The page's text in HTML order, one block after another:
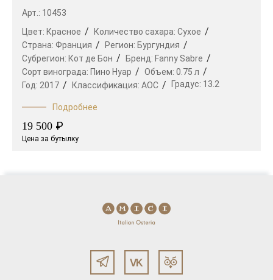
Арт.: 10453
Цвет: Красное Количество сахара: Сухое
Страна: Франция Регион: Бургундия
Субрегион: Кот де Бон Бренд: Fanny Sabre
Сорт винограда: Пино Нуар Объем: 0.75 л
Год: 2017 Классификация: AOC Градус: 13.2
Подробнее
19 500 ₽
Цена за бутылку